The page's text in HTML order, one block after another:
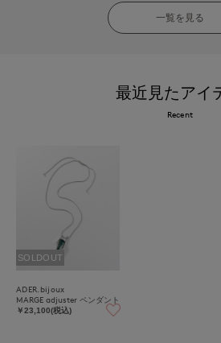
一覧を見る
最近見たアイ
Recent
SOLDOUT
ADER.bijoux
MARGE adjuster ペンダント
￥23,100(税込)